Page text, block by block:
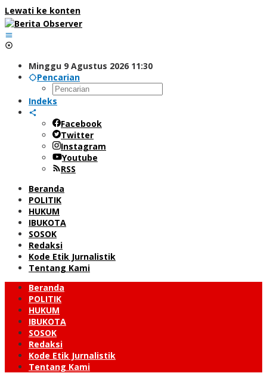
Lewati ke konten
Minggu 9 Agustus 2026 11:30
Pencarian
Indeks
Facebook
Twitter
Instagram
Youtube
RSS
Beranda
POLITIK
HUKUM
IBUKOTA
SOSOK
Redaksi
Kode Etik Jurnalistik
Tentang Kami
Beranda
POLITIK
HUKUM
IBUKOTA
SOSOK
Redaksi
Kode Etik Jurnalistik
Tentang Kami